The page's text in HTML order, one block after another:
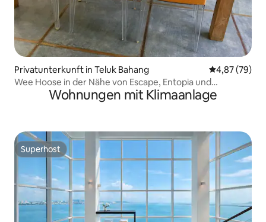
Privatunterkunft in Teluk Bahang
4,87 (79)
Wee Hoose in der Nähe von Escape, Entopia und
Nationalpark!Wohnungen mit Klimaanlage
Superhost
Superhost